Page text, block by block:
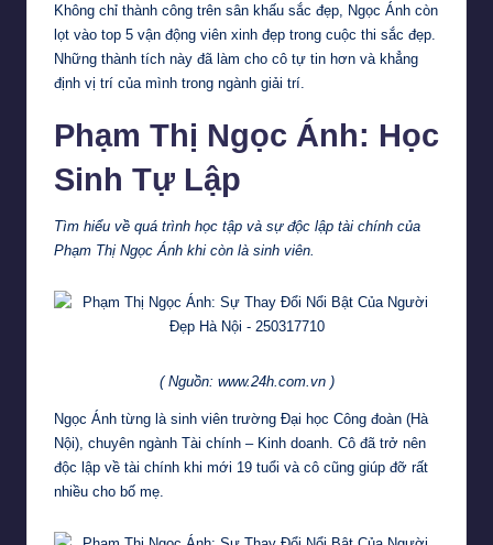
Không chỉ thành công trên sân khấu sắc đẹp, Ngọc Ánh còn
lọt vào top 5 vận động viên xinh đẹp trong cuộc thi sắc đẹp.
Những thành tích này đã làm cho cô tự tin hơn và khẳng
định vị trí của mình trong ngành giải trí.
Phạm Thị Ngọc Ánh: Học
Sinh Tự Lập
Tìm hiểu về quá trình học tập và sự độc lập tài chính của
Phạm Thị Ngọc Ánh khi còn là sinh viên.
( Nguồn: www.24h.com.vn )
Ngọc Ánh từng là sinh viên trường Đại học Công đoàn (Hà
Nội), chuyên ngành Tài chính – Kinh doanh. Cô đã trở nên
độc lập về tài chính khi mới 19 tuổi và cô cũng giúp đỡ rất
nhiều cho bố mẹ.